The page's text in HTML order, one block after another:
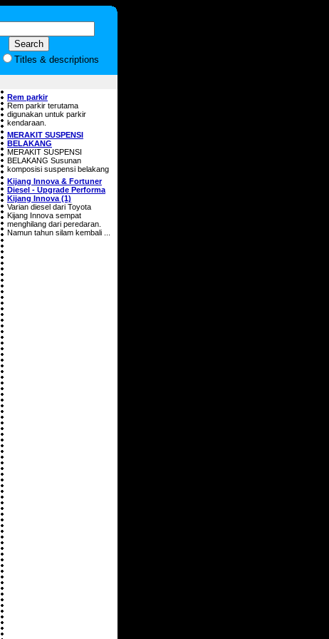
Titles & descriptions
Rem parkir
Rem parkir terutama
digunakan untuk parkir
kendaraan.
MERAKIT SUSPENSI
BELAKANG
MERAKIT SUSPENSI
BELAKANG Susunan
komposisi suspensi belakang
Kijang Innova & Fortuner
Diesel - Upgrade Performa
Kijang Innova (1)
Varian diesel dari Toyota
Kijang Innova sempat
menghilang dari peredaran.
Namun tahun silam kembali ...